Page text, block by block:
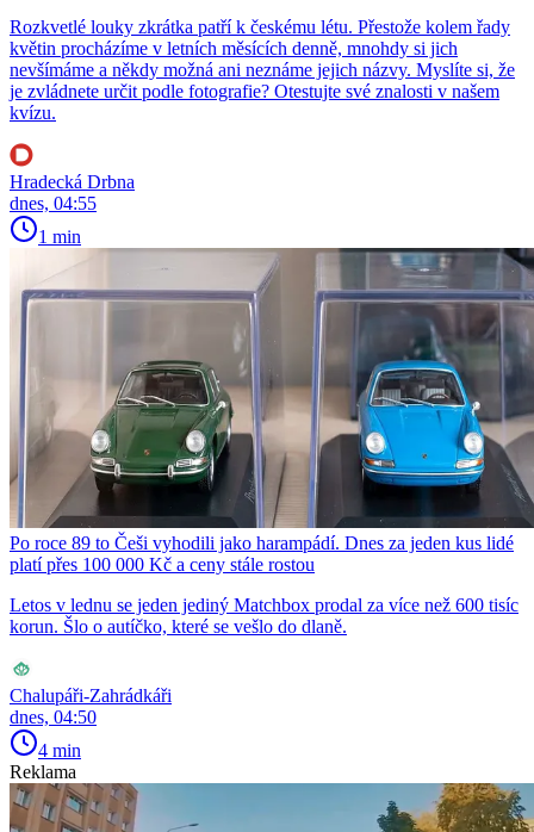
Rozkvetlé louky zkrátka patří k českému létu. Přestože kolem řady
květin procházíme v letních měsících denně, mnohdy si jich
nevšímáme a někdy možná ani neznáme jejich názvy. Myslíte si, že
je zvládnete určit podle fotografie? Otestujte své znalosti v našem
kvízu.
Hradecká Drbna
dnes, 04:55
1 min
Po roce 89 to Češi vyhodili jako harampádí. Dnes za jeden kus lidé
platí přes 100 000 Kč a ceny stále rostou
Letos v lednu se jeden jediný Matchbox prodal za více než 600 tisíc
korun. Šlo o autíčko, které se vešlo do dlaně.
Chalupáři-Zahrádkáři
dnes, 04:50
4 min
Reklama